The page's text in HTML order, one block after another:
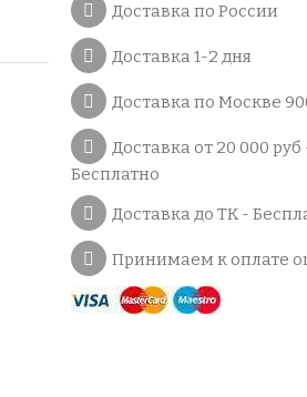
Доставка по России
Доставка 1-2 дня
Доставка по Москве
Доставка от 20 000 руб
Бесплатно
Доставка до ТК -
Принимаем к оплате